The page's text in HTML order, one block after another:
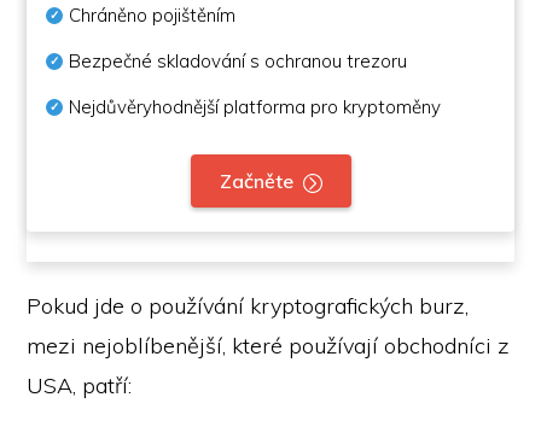
Chráněno pojištěním
Bezpečné skladování s ochranou trezoru
Nejdůvěryhodnější platforma pro kryptoměny
Začněte
Pokud jde o používání kryptografických burz,
mezi nejoblíbenější, které používají obchodníci z
USA, patří: